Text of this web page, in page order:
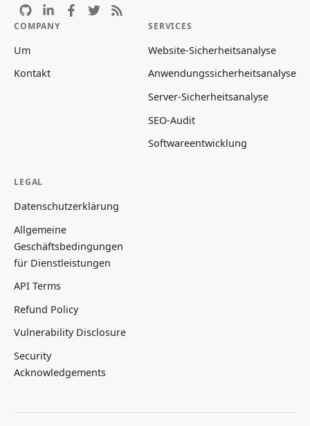
COMPANY
Um
Kontakt
SERVICES
Website-Sicherheitsanalyse
Anwendungssicherheitsanalyse
Server-Sicherheitsanalyse
SEO-Audit
Softwareentwicklung
LEGAL
Datenschutzerklärung
Allgemeine
Geschäftsbedingungen
für Dienstleistungen
API Terms
Refund Policy
Vulnerability Disclosure
Security
Acknowledgements